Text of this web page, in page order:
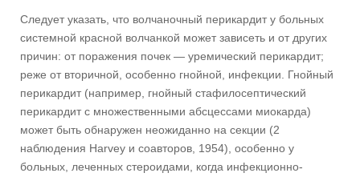
Следует указать, что волчаночный перикардит у больных
системной красной волчанкой может зависеть и от других
причин: от поражения почек — уремический перикардит;
реже от вторичной, особенно гнойной, инфекции. Гнойный
перикардит (например, гнойный стафилосептический
перикардит с множественными абсцессами миокарда)
может быть обнаружен неожиданно на секции (2
наблюдения Harvey и соавторов, 1954), особенно у
больных, леченных стероидами, когда инфекционно-